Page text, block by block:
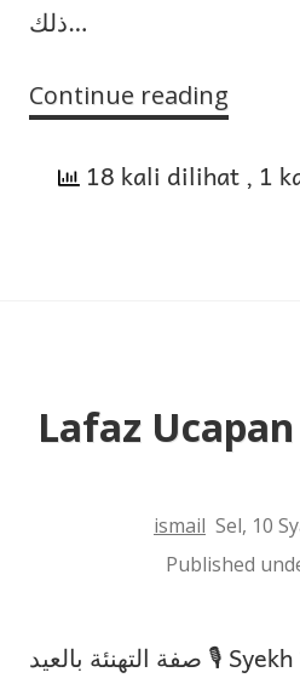
ذلك…
Continue reading
18 kali dilihat, 1
Lafaz
ismail Sel, 10
Published
صفة التهنئة بالعيد 🎙 Syekh ‘Abdul ‘Aziz bin